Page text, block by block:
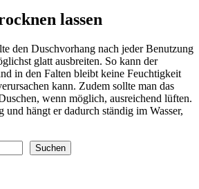
lassen
den Duschvorhang nach jeder Benutzung
glatt ausbreiten. So kann der
in den Falten bleibt keine Feuchtigkeit
kann. Zudem sollte man das
wenn möglich, ausreichend lüften.
und hängt er dadurch ständig im Wasser,
Suchen